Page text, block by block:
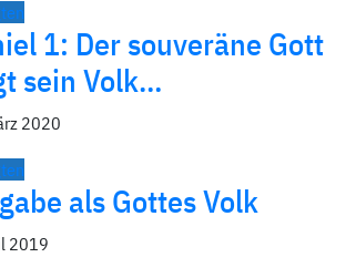
1: Der souveräne Gott
sein Volk…
2020
als Gottes Volk
2019